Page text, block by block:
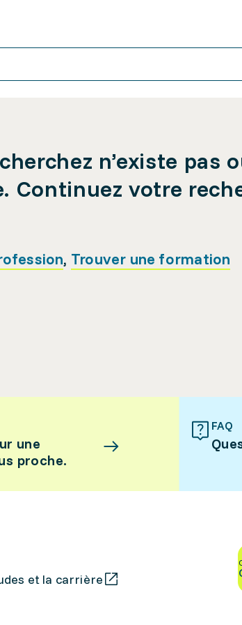
n’existe pas
Continuez votre
, Trouver une formation
une
proche.
FAQ
et la carrière